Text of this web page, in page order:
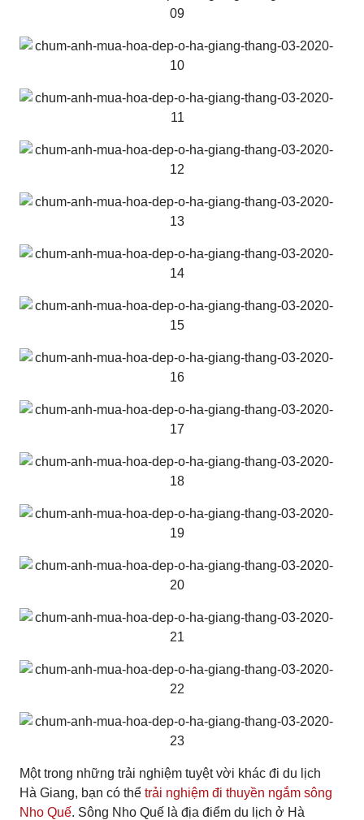
Một trong những trải nghiệm tuyệt vời khác đi du lịch
Hà Giang, bạn có thể trải nghiệm đi thuyền ngắm sông
Nho Quế. Sông Nho Quế là địa điểm du lịch ở Hà